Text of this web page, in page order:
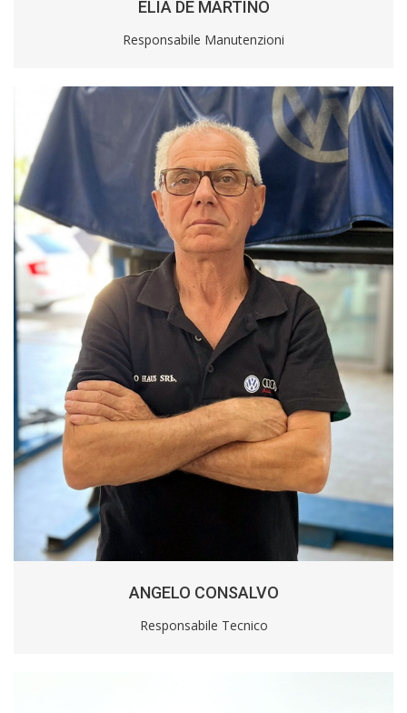
ELIA DE MARTINO
Responsabile Manutenzioni
ANGELO CONSALVO
Responsabile Tecnico